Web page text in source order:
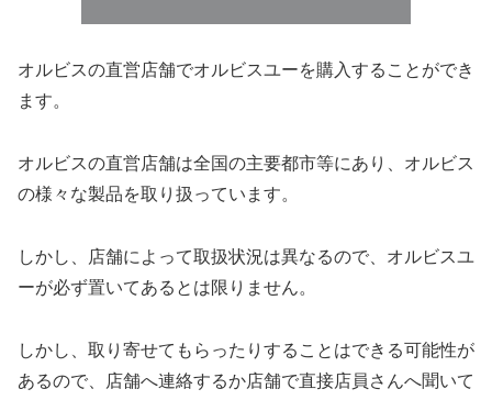
オルビスの直営店舗でオルビスユーを購入することができ
ます。
オルビスの直営店舗は全国の主要都市等にあり、オルビス
の様々な製品を取り扱っています。
しかし、店舗によって取扱状況は異なるので、オルビスユ
ーが必ず置いてあるとは限りません。
しかし、取り寄せてもらったりすることはできる可能性が
あるので、店舗へ連絡するか店舗で直接店員さんへ聞いて